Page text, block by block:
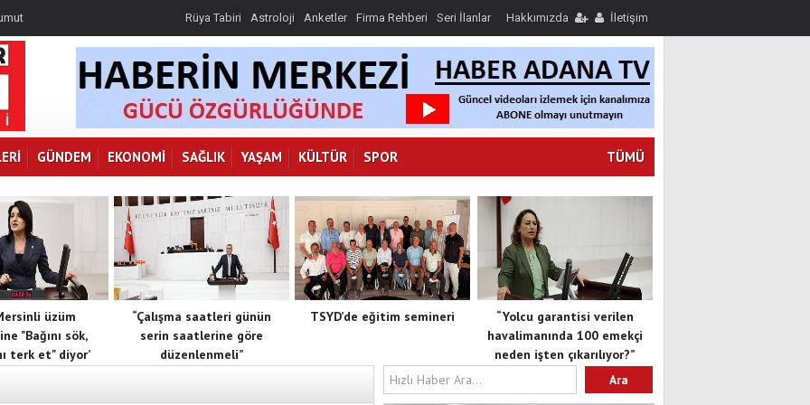
toprağını
Rüya Tabiri Astroloji Anketler Firma Rehberi Seri İlanlar Hakkımızda İletişim
GÜNDEM EKONOMI SAĞLIK YAŞAM KÜLTÜR SPOR TÜMÜ
Mersinli üzüm
"Bağını sök,
terk et" diyor’
“Çalışma saatleri günün
serin saatlerine göre
düzenlenmeli”
“Yolcu garantisi verilen
havalimanında 100 emekçi
neden işten çıkarılıyor?”
TSYD’de eğitim semineri